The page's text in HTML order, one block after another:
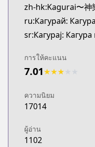
Book☆Walker
https://
zh-hk:Kagurai〜神
ru:Кагурай:
sr:Кагурај: Кагура
การให้คะแนน
7.01★★★
ความนิยม
17014
ผู้อ่าน
1102